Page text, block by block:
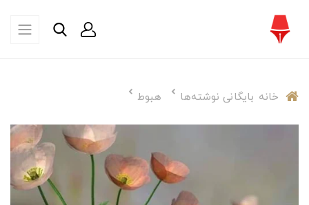
خانه بایگانی نوشته‌ها هبوط